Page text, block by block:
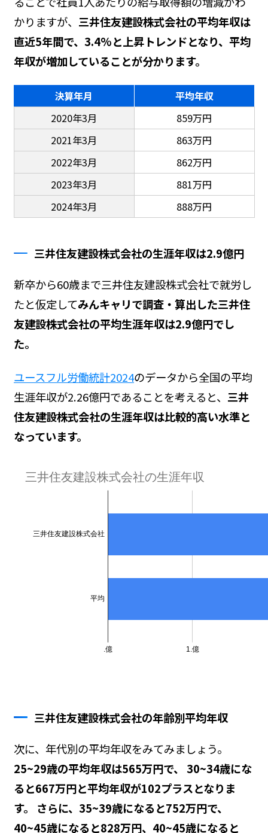
かりますが、 三井住友建設株式会社の平均年収は
直近5年間で、3.4%と上昇トレンドとなり、平均
年収が増加していることが分かります。
決算年月
平均年収
2020年3月
859万円
2021年3月
863万円
2022年3月
862万円
2023年3月
881万円
2024年3月
888万円
三井住友建設株式会社の生涯年収は2.9億円
新卒から60歳まで三井住友建設株式会社で就労し
たと仮定してみんキャリで調査・算出した三井住
友建設株式会社の平均生涯年収は2.9億円でし
た。
ユースフル労働統計2024のデータから全国の平均
生涯年収が2.26億円であることを考えると、 三井
住友建設株式会社の生涯年収は比較的高い水準と
なっています。
三井住友建設株式会社の年齢別平均年収
次に、年代別の平均年収をみてみましょう。
25~29歳の平均年収は565万円で、 30~34歳にな
ると667万円と平均年収が102プラスとなりま
す。 さらに、35~39歳になると752万円で、
40~45歳になると828万円、40~45歳になると